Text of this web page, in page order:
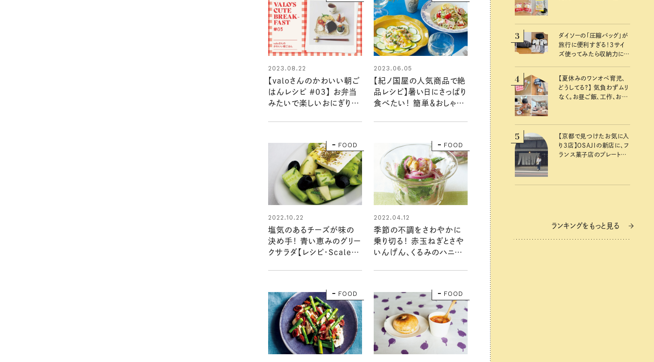
2023.08.22
【valoさんのかわいい朝ご
はんレシピ #03】 お弁当
みたいで楽しいおにぎりプ
2023.06.05
【紀ノ国屋の人気商品で絶
品レシピ】暑い日にさっぱり
食べたい！ 簡単＆おしゃれ
FOOD
2022.10.22
塩気のあるチーズが味の
決め手！ 青い恵みのグリー
クサラダ【レシピ・Scales
FOOD
2022.04.12
季節の不調をさわやかに
乗り切る！ 赤玉ねぎとさや
いんげん、くるみのハニー
FOOD FOOD
3
ダイソーの「圧縮バッグ」が
旅行に便利すぎる！3サイ
ズ使ってみたら収納力に感
10回③
4
【夏休みのワンオペ育児、
どうしてる？】 気負わずムリ
なく。お昼ご飯、工作、お片
5
【京都で見つけたお気に入
り3店】OSAJIの新店に、フ
ランス菓子店のプレートラ
ランキングをもっと見る